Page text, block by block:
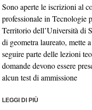
Sono aperte le iscrizioni al
professionale in Tecnologie
Territorio dell’Università di
di geometra laureato, mette
seguire parte delle lezioni
domande devono essere
alcun test di ammissione
LEGGI DI PIÙ